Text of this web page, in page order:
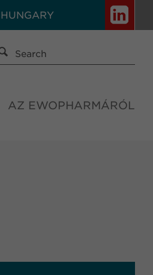
HUNGARY
AZ EWOPHARMÁRÓL